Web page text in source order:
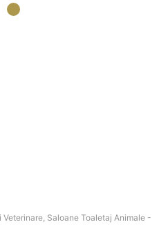
Saloane Toaletaj Animale -